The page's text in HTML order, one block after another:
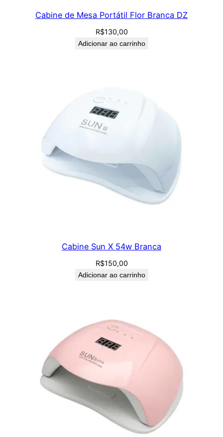
Cabine de Mesa Portátil Flor Branca DZ
R$130,00
Adicionar ao carrinho
Cabine Sun X 54w Branca
R$150,00
Adicionar ao carrinho